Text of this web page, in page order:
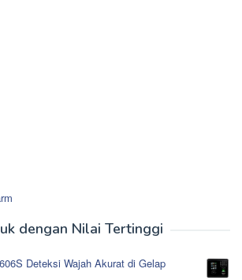
dengan Nilai Tertinggi
Deteksi Wajah Akurat di Gelap